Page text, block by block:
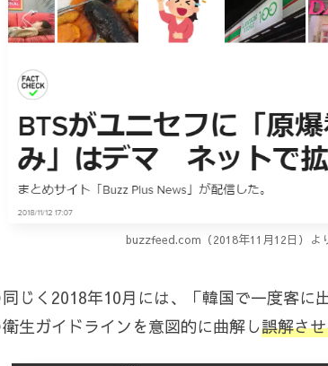
buzzfeed.com（2018年11月12日）よ
じく2018年10月には、「韓国で一度客に
生ガイドラインを意図的に曲解し誤解さ